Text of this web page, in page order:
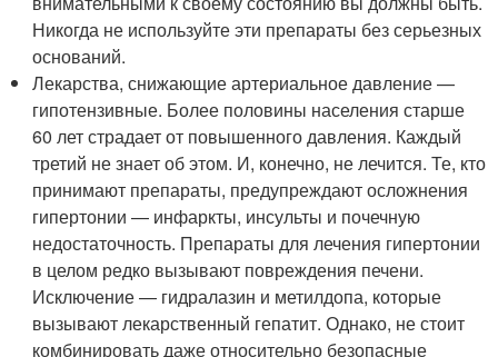
Никогда не используйте эти препараты без серьезных
оснований.
Лекарства, снижающие артериальное давление —
гипотензивные. Более половины населения старше
60 лет страдает от повышенного давления. Каждый
третий не знает об этом. И, конечно, не лечится. Те, кто
принимают препараты, предупреждают осложнения
гипертонии — инфаркты, инсульты и почечную
недостаточность. Препараты для лечения гипертонии
в целом редко вызывают повреждения печени.
Исключение — гидралазин и метилдопа, которые
вызывают лекарственный гепатит. Однако, не стоит
комбинировать даже относительно безопасные